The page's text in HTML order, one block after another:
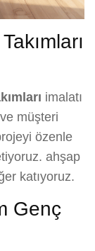
imalatı
müşteri
özenle
ahşap
katıyoruz.
Genç